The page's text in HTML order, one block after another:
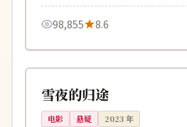
98,855 8.6
日本
完结
雪夜的归途
电影 悬疑 2023年